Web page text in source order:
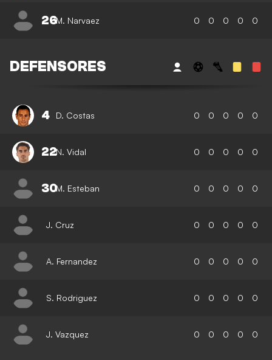
26M. Narvaez 0 0 0 0 0
DEFENSORES
4 D. Costas 0 0 0 0 0
22N. Vidal 0 0 0 0 0
30M. Esteban 0 0 0 0 0
J. Cruz 0 0 0 0 0
A. Fernandez 0 0 0 0 0
S. Rodriguez 0 0 0 0 0
J. Vazquez 0 0 0 0 0